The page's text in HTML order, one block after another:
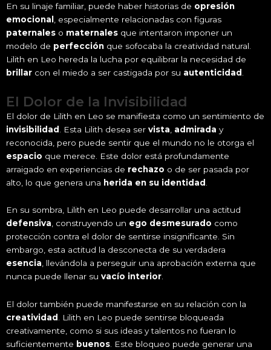
En su linaje familiar, puede haber historias de opresión
emocional , especialmente relacionadas con figuras
paternales o maternales que intentaron imponer un
modelo de perfección que sofocaba la creatividad natural.
Lilith en Leo hereda la lucha por equilibrar la necesidad de
brillar con el miedo a ser castigada por su autenticidad
El Dolor de la Invisibilidad
El dolor de Lilith en Leo se manifiesta como un sentimiento de
invisibilidad . Esta Lilith desea ser vista admirada y
reconocida, pero puede sentir que el mundo no le otorga el
espacio que merece. Este dolor está profundamente
arraigado en experiencias de rechazo o de ser pasada por
alto, lo que genera una herida en su identidad
En su sombra, Lilith en Leo puede desarrollar una actitud
defensiva, construyendo un ego desmesurado como
protección contra el dolor de sentirse insignificante. Sin
embargo, esta actitud la desconecta de su verdadera
esencia, llevándola a perseguir una aprobación externa que
nunca puede llenar su vacío interior.
El dolor también puede manifestarse en su relación con la
creatividad . Lilith en Leo puede sentirse bloqueada
creativamente, como si sus ideas y talentos no fueran lo
suficientemente buenos. Este bloqueo puede generar una